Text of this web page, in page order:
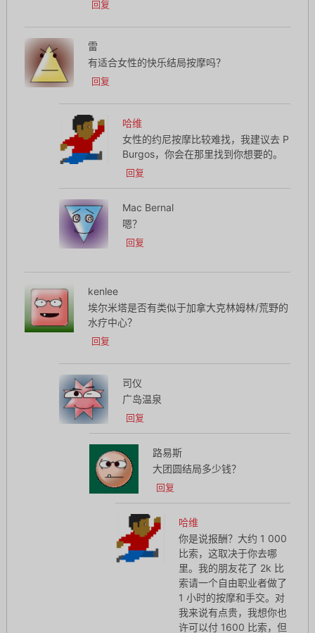
回复
雷
有适合女性的快乐结局按摩吗？
回复
哈维
女性的约尼按摩比较难找，我建议去 P
Burgos，你会在那里找到你想要的。
回复
Mac Bernal
嗯？
回复
kenlee
埃尔米塔是否有类似于加拿大克林姆林/荒野的
水疗中心？
回复
司仪
广岛温泉
回复
路易斯
大团圆结局多少钱？
回复
哈维
你是说报酬？大约 1 000
比索，这取决于你去哪
里。我的朋友花了 2k 比
索请一个自由职业者做了
1 小时的按摩和手交。对
我来说有点贵，我想你也
许可以付 1600 比索，但